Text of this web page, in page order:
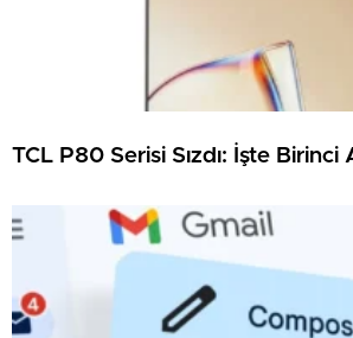
TCL P80 Serisi Sızdı: İşte Birinci